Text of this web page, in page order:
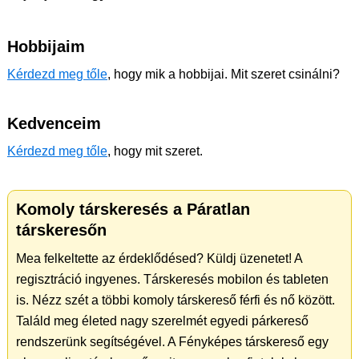
Hobbijaim
Kérdezd meg tőle, hogy mik a hobbijai. Mit szeret csinálni?
Kedvenceim
Kérdezd meg tőle, hogy mit szeret.
Komoly társkeresés a Páratlan
társkeresőn
Mea felkeltette az érdeklődésed? Küldj üzenetet! A
regisztráció ingyenes. Társkeresés mobilon és tableten
is. Nézz szét a többi komoly társkereső férfi és nő között.
Találd meg életed nagy szerelmét egyedi párkereső
rendszerünk segítségével. A Fényképes társkereső egy